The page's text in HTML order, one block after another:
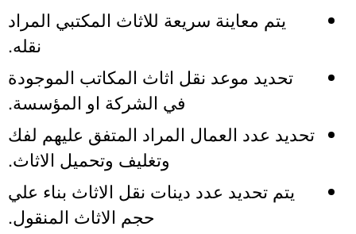
يتم معاينة سريعة للاثاث المكتبي المراد
نقله.
تحديد موعد نقل اثاث المكاتب الموجودة
في الشركة او المؤسسة.
تحديد عدد العمال المراد المتفق عليهم لفك
وتغليف وتحميل الاثاث.
يتم تحديد عدد دينات نقل الاثاث بناء علي
حجم الاثاث المنقول.